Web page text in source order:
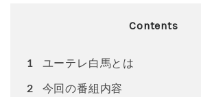
Contents
1 ユーテレ白馬とは
2 今回の番組内容